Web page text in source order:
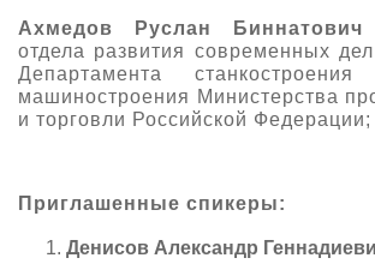
Ахмедов Руслан
отдела развития современных
Департамента
машиностроения Министерства
и торговли Российской Федерации;
Приглашенные спикеры:
Денисов Александр